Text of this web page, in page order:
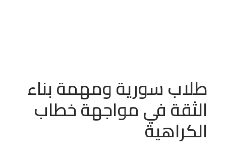
طلاب سورية ومهمة بناء
الثقة في مواجهة خطاب
الكراهية